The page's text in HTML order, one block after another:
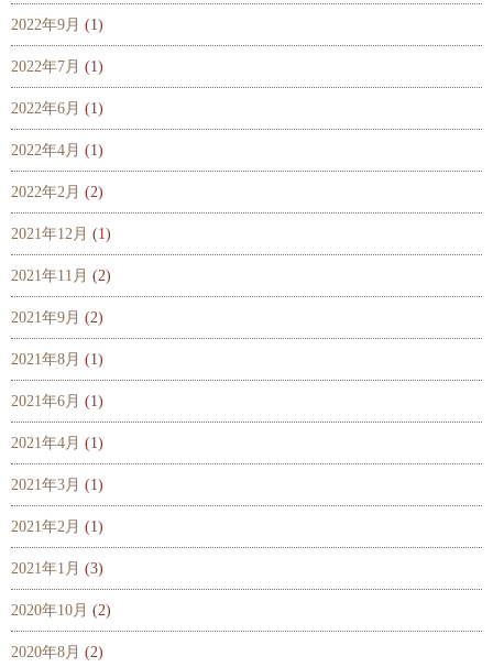
2022年9月 (1)
2022年7月 (1)
2022年6月 (1)
2022年4月 (1)
2022年2月 (2)
2021年12月 (1)
2021年11月 (2)
2021年9月 (2)
2021年8月 (1)
2021年6月 (1)
2021年4月 (1)
2021年3月 (1)
2021年2月 (1)
2021年1月 (3)
2020年10月 (2)
2020年8月 (2)